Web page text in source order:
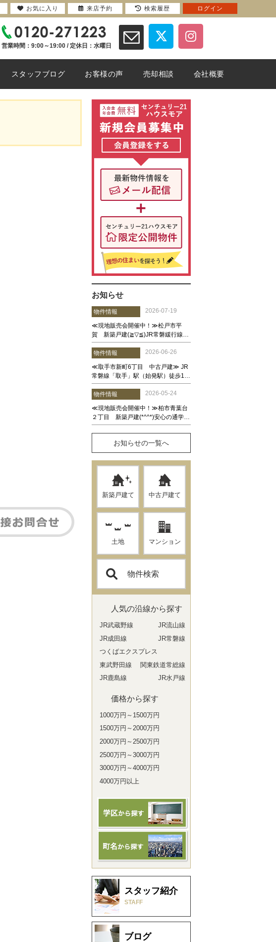
営業時間：9:00～19:00 / 定休日：水曜日
スタッフブログ お客様の声 売却相談 会社概要
お知らせ
お知らせの一覧へ
新築戸建て 中古戸建て
土地 マンション
物件検索
人気の沿線から探す
JR武蔵野線
JR流山線
JR成田線
JR常磐線
つくばエクスプレス
東武野田線
関東鉄道常総線
JR鹿島線
JR水戸線
価格から探す
1000万円～1500万円
1500万円～2000万円
2000万円～2500万円
2500万円～3000万円
3000万円～4000万円
4000万円以上
スタッフ紹介
STAFF
ブログ
お気に入り 来店予約 検索履歴 ログイン